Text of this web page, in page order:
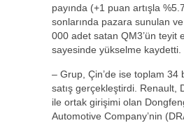
payında (+1 puan artışla
sonlarında pazara sunulan
000 adet satan QM3’ün teyit
sayesinde yükselme kaydetti.
– Grup, Çin’de ise toplam 34
satış gerçekleştirdi. Renault,
ile ortak girişimi olan
Automotive Company’nin